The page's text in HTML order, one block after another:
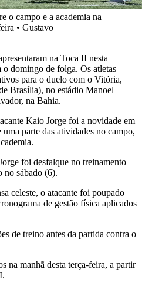
o campo e a academia na
• Gustavo
na Toca II nesta
domingo de folga. Os atletas
para o duelo com o Vitória,
Brasília), no estádio Manoel
na Bahia.
Kaio Jorge foi a novidade em
parte das atividades no campo,
foi desfalque no treinamento
no sábado (6).
celeste, o atacante foi poupado
de gestão física aplicados
de treino antes da partida contra o
na manhã desta terça-feira, a partir